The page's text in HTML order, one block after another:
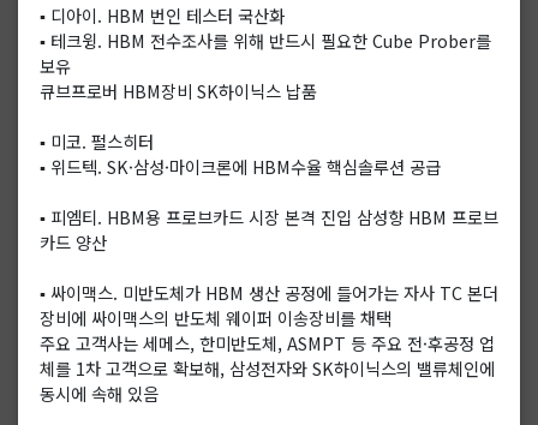
▪️ 디아이. HBM 번인 테스터 국산화
▪️ 테크윙. HBM 전수조사를 위해 반드시 필요한 Cube Prober를
보유
큐브프로버 HBM장비 SK하이닉스 납품
▪️ 미코. 펄스히터
▪️ 위드텍. SK·삼성·마이크론에 HBM수율 핵심솔루션 공급
▪️ 피엠티. HBM용 프로브카드 시장 본격 진입 삼성향 HBM 프로브
카드 양산
▪️ 싸이맥스. 미반도체가 HBM 생산 공정에 들어가는 자사 TC 본더
장비에 싸이맥스의 반도체 웨이퍼 이송장비를 채택
주요 고객사는 세메스, 한미반도체, ASMPT 등 주요 전·후공정 업
체를 1차 고객으로 확보해, 삼성전자와 SK하이닉스의 밸류체인에
동시에 속해 있음